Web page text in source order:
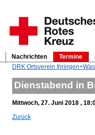
Navigation
überspringen
Nachrichten Termine
DRK Ortsverein
Dienstabend in
Mittwoch, 27. Juni 2018 ,
Zurück